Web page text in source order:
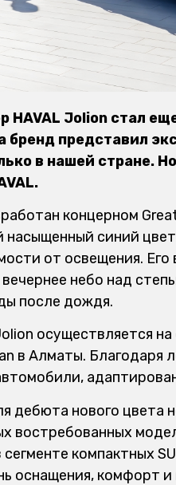
HAVAL Jolion стал
бренд представил
в нашей стране.
концерном
насыщенный синий
от освещения.
небо над
после дождя.
осуществляется
в Алматы. Благодаря
дебюта нового цвета
востребованных
компактных
оснащения, комфорт и